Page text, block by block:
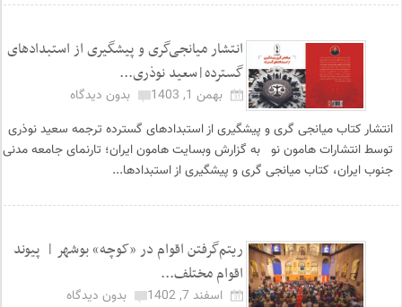
انتشار میانجی‌گری و پیشگیری از استبدادهای
گسترده|سعید نوذری...
بهمن 1, 1403
بدون دیدگاه
انتشار کتاب میانجی گری و پیشگیری از استبدادهای گسترده ترجمه سعید نوذری
توسط انتشارات هامون نو به گزارش وبسایت هامون ایران؛ تارنمای جامعه مدنی
جنوب ایران، کتاب میانجی گری و پیشگیری از استبدادها...
ریتم‌گرفتن اقوام در «کوچه» بوشهر | پیوند
اقوام مختلف...
اسفند 7, 1402
بدون دیدگاه